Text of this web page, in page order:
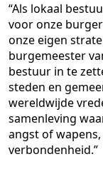
“Als lokaal
voor onze
onze eigen
burgemeester
bestuur in te
steden en
wereldwijde
samenleving
angst of
verbondenheid.”